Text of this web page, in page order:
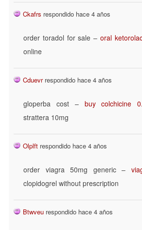
Ckafrs respondido hace 4 años
order toradol for sale – oral
online
Cduevrrespondido hace 4 años
gloperba cost – buy colchicine
strattera 10mg
Olplft respondido hace 4 años
order viagra 50mg generic –
clopidogrel without prescription
Btwveu respondido hace 4 años